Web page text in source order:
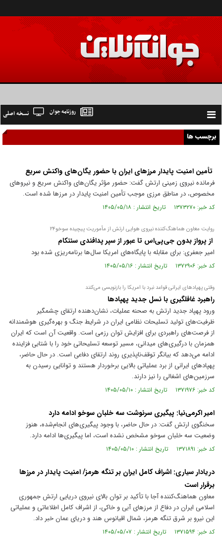
Toggle
navigation
نسخه اصلی روزنامه جوان
برچسب ها
تأمین امنیت پایدار مرزهای ایران با حضور یگان‌های واکنش سریع
فرمانده نیروی زمینی ارتش گفت: حضور مؤثر یگان‌های واکنش سریع و نیروهای
مخصوص، در مناطق مرزی موجب تأمین امنیت پایدار در مرزها شده است.
کد خبر: ۱۳۷۳۲۷۰ تاریخ انتشار : ۱۴۰۵/۰۵/۱۸
روایت معاون هماهنگ‌کننده نیروی هوایی ارتش از مأموریت پیچیده سوخو۲۴
از پرواز بدون جی‌پی‌اس تا عبور از سپر پدافندی سنتکام
امیر جعفری: برای مقابله با پایگاه‌های امریکا سال‌ها برنامه‌ریزی شده بود
کد خبر: ۱۳۷۲۹۰۶ تاریخ انتشار : ۱۴۰۵/۰۵/۱۶
وقتی پهپاد‌های ایرانی قواعد نبرد با امریکا را بازنویسی می‌کنند
راهبرد غافلگیری با نسل جدید پهپاد‌ها
ورود پهپاد جدید ارتش به صحنه عملیات، نشان‌دهنده ارتقای چشمگیر
ظرفیت‌های تولید تسلیحات نظامی ایران در شرایط جنگ و بهره‌گیری هوشمندانه
از فرصت‌های راهبردی برای افزایش توان رزمی است. واقعیت آن است که ایران
همزمان با درگیری‌های میدانی، مسیر توسعه تسلیحاتی خود را با شتابی فزاینده
ادامه می‌دهد که بیانگر توقف‌ناپذیری روند ارتقای دفاعی است. در حال حاضر،
پهپاد‌های ایرانی از برد عملیاتی بالایی برخوردار هستند و توانایی رسیدن به
سرزمین‌های اشغالی را نیز دارند.
کد خبر: ۱۳۷۱۹۷۶ تاریخ انتشار : ۱۴۰۵/۰۵/۱۰
امیر اکرمی‌نیا: پیگیری سرنوشت سه خلبان سوخو ادامه دارد
سخنگوی ارتش گفت: در حال حاضر، با وجود پیگیری‌های انجام‌شده، هنوز
وضعیت سه خلبان سوخو مشخص نشده است، اما پیگیری‌ها ادامه دارد.
کد خبر: ۱۳۷۱۸۹۱ تاریخ انتشار : ۱۴۰۵/۰۵/۱۰
دریادار سیاری: اشراف کامل ایران بر تنگه هرمز/ امنیت پایدار در مرز‌ها
برقرار است
معاون هماهنگ‌کننده آجا با تأکید بر توان بالای نیروی دریایی ارتش جمهوری
اسلامی ایران در دفاع از مرز‌های آبی و خاکی، از اشراف کامل اطلاعاتی و عملیاتی
این نیرو بر شرق تنگه هرمز، شمال اقیانوس هند و دریای عمان خبر داد.
کد خبر: ۱۳۷۱۵۹۴ تاریخ انتشار : ۱۴۰۵/۰۵/۰۷